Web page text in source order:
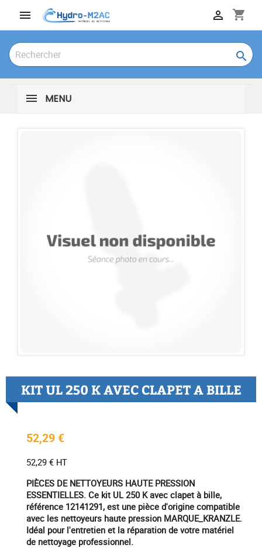
 shopping_cart


MENU
KIT UL 250 K AVEC CLAPET A BILLE
52,29 €
52,29 € HT
PIÈCES DE NETTOYEURS HAUTE PRESSION
ESSENTIELLES. Ce kit UL 250 K avec clapet à bille,
référence 12141291, est une pièce d'origine compatible
avec les nettoyeurs haute pression MARQUE_KRANZLE.
Idéal pour l'entretien et la réparation de votre matériel
de nettoyage professionnel.